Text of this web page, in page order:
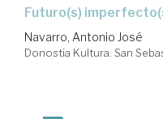
futuro(s)
Navarro, Antonio José
Donostia Kultura. San